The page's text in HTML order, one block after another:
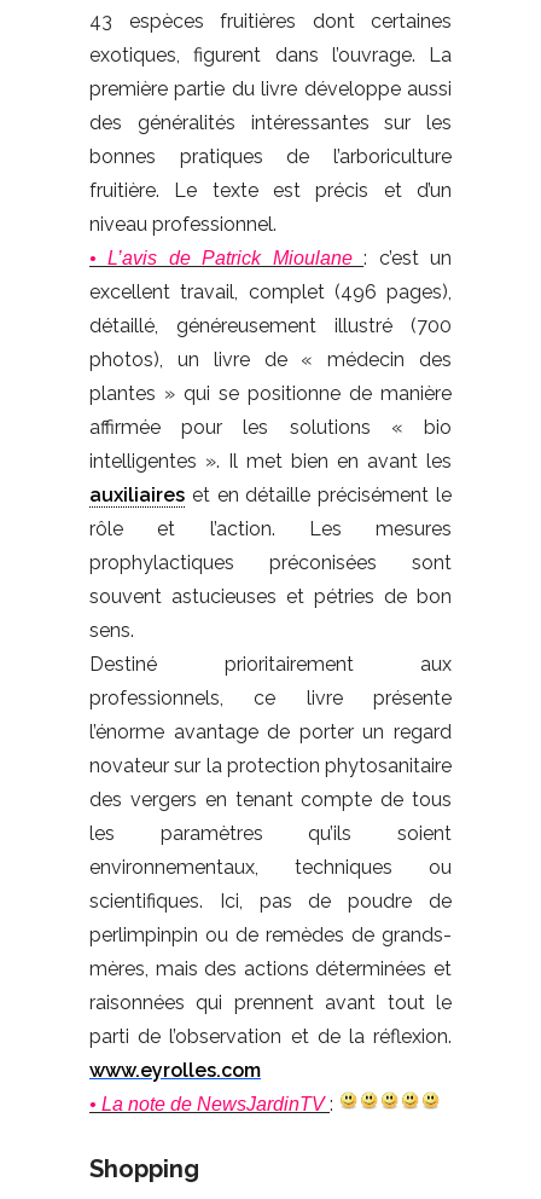
43 espèces fruitières dont certaines
exotiques, figurent dans l’ouvrage. La
première partie du livre développe aussi
des généralités intéressantes sur les
bonnes pratiques de l’arboriculture
fruitière. Le texte est précis et d’un
niveau professionnel.
• L’avis de Patrick Mioulane: c’est un
excellent travail, complet (496 pages),
détaillé, généreusement illustré (700
photos), un livre de « médecin des
plantes » qui se positionne de manière
affirmée pour les solutions « bio
intelligentes ». Il met bien en avant les
auxiliaires et en détaille précisément le
rôle et l’action. Les mesures
prophylactiques préconisées sont
souvent astucieuses et pétries de bon
sens.
Destiné prioritairement aux
professionnels, ce livre présente
l’énorme avantage de porter un regard
novateur sur la protection phytosanitaire
des vergers en tenant compte de tous
les paramètres qu’ils soient
environnementaux, techniques ou
scientifiques. Ici, pas de poudre de
perlimpinpin ou de remèdes de grands-
mères, mais des actions déterminées et
raisonnées qui prennent avant tout le
parti de l’observation et de la réflexion.
www.eyrolles.com
• La note de NewsJardinTV:
Shopping